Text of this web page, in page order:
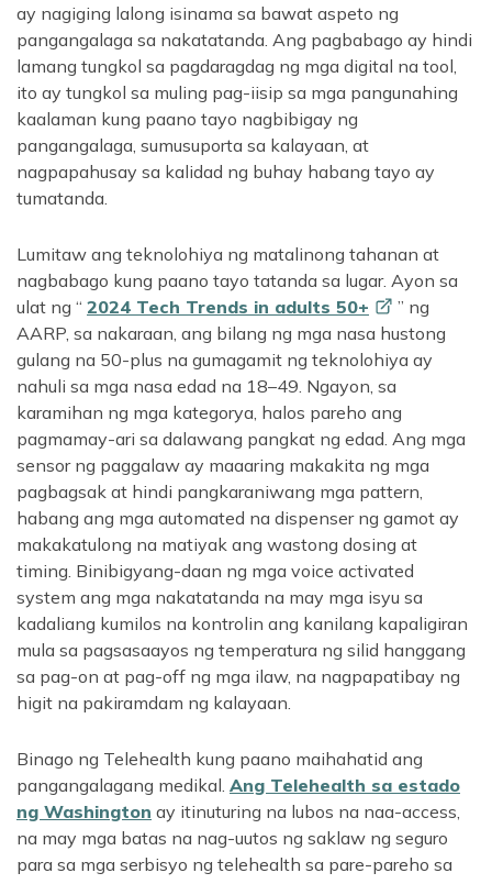
ay nagiging lalong isinama sa bawat aspeto ng
pangangalaga sa nakatatanda. Ang pagbabago ay hindi
lamang tungkol sa pagdaragdag ng mga digital na tool,
ito ay tungkol sa muling pag-iisip sa mga pangunahing
kaalaman kung paano tayo nagbibigay ng
pangangalaga, sumusuporta sa kalayaan, at
nagpapahusay sa kalidad ng buhay habang tayo ay
tumatanda.
Lumitaw ang teknolohiya ng matalinong tahanan at
nagbabago kung paano tayo tatanda sa lugar. Ayon sa
ulat ng “ 2024 Tech Trends in adults 50+
” ng
AARP, sa nakaraan, ang bilang ng mga nasa hustong
gulang na 50-plus na gumagamit ng teknolohiya ay
nahuli sa mga nasa edad na 18–49. Ngayon, sa
karamihan ng mga kategorya, halos pareho ang
pagmamay-ari sa dalawang pangkat ng edad. Ang mga
sensor ng paggalaw ay maaaring makakita ng mga
pagbagsak at hindi pangkaraniwang mga pattern,
habang ang mga automated na dispenser ng gamot ay
makakatulong na matiyak ang wastong dosing at
timing. Binibigyang-daan ng mga voice activated
system ang mga nakatatanda na may mga isyu sa
kadaliang kumilos na kontrolin ang kanilang kapaligiran
mula sa pagsasaayos ng temperatura ng silid hanggang
sa pag-on at pag-off ng mga ilaw, na nagpapatibay ng
higit na pakiramdam ng kalayaan.
Binago ng Telehealth kung paano maihahatid ang
pangangalagang medikal. Ang Telehealth sa estado
ng Washington ay itinuturing na lubos na naa-access,
na may mga batas na nag-uutos ng saklaw ng seguro
para sa mga serbisyo ng telehealth sa pare-pareho sa